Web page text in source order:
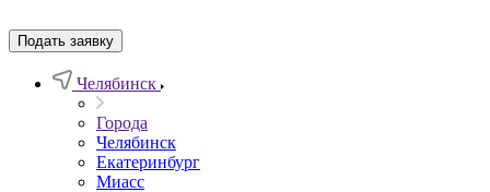
Подать заявку
Челябинск
Города
Челябинск
Екатеринбург
Миасс